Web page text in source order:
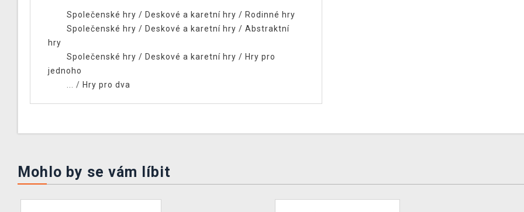
Společenské hry / Deskové a karetní hry / Rodinné hry
Společenské hry / Deskové a karetní hry / Abstraktní
hry
Společenské hry / Deskové a karetní hry / Hry pro
jednoho
... / Hry pro dva
Mohlo by se vám líbit